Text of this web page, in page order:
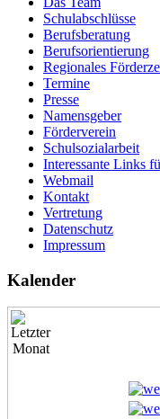
Schulabschlüsse
Berufsberatung
Berufsorientierung
Regionales
Termine
Presse
Namensgeber
Förderverein
Schulsozialarbeit
Interessante Links
Webmail
Kontakt
Vertretung
Datenschutz
Impressum
Kalender